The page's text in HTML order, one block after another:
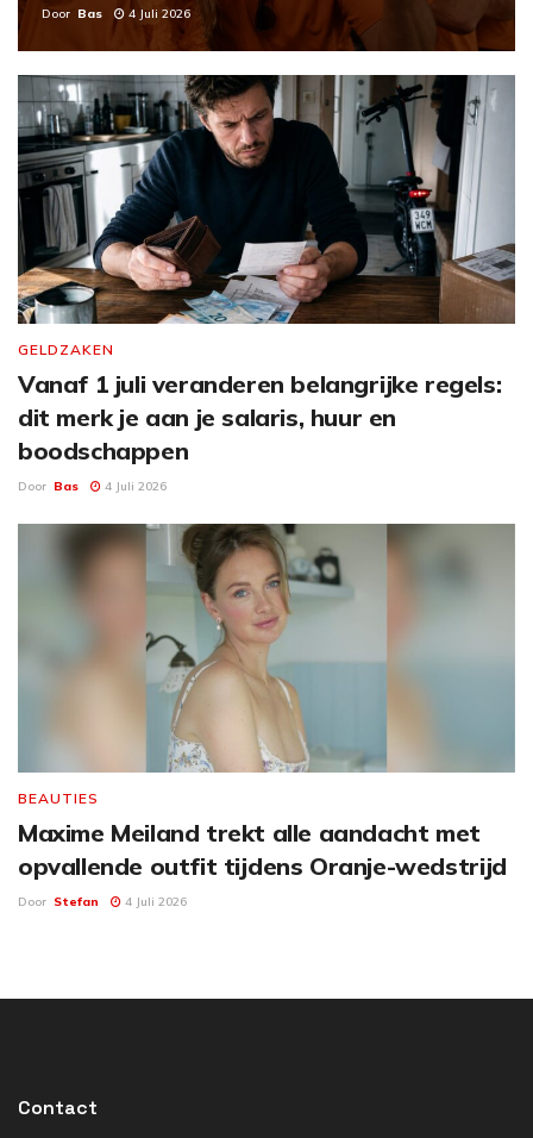
Door Bas 4 Juli 2026
GELDZAKEN
Vanaf 1 juli veranderen belangrijke regels:
dit merk je aan je salaris, huur en
boodschappen
Door Bas 4 Juli 2026
BEAUTIES
Maxime Meiland trekt alle aandacht met
opvallende outfit tijdens Oranje-wedstrijd
Door Stefan 4 Juli 2026
Contact